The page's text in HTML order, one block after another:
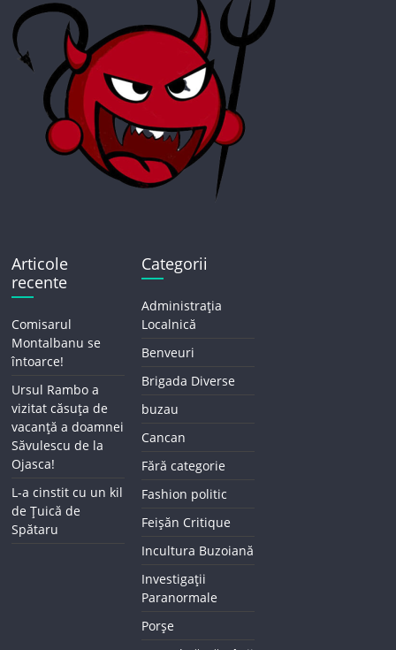
Articole
recente
Comisarul
Montalbanu se
întoarce!
Ursul Rambo a
vizitat căsuța de
vacanță a doamnei
Săvulescu de la
Ojasca!
L-a cinstit cu un kil
de Țuică de
Spătaru
Categorii
Administrația
Localnică
Benveuri
Brigada Diverse
buzau
Cancan
Fără categorie
Fashion politic
Feișăn Critique
Incultura Buzoiană
Investigații
Paranormale
Porșe